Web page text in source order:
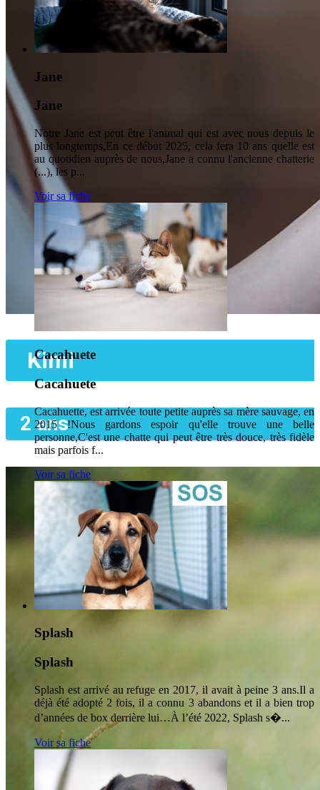
Kimi
2 ans
Jane
Jane
Notre Jane est peut être l'animal qui est avec nous depuis le
plus longtemps,En ce début 2025, cela fera 10 ans quelle est
au quotidien auprès de nous,Jane a connu l'ancienne chatterie
(...), les p...
Voir sa fiche
Cacahuete
Cacahuete
Cacahuette, est arrivée toute petite auprès sa mère sauvage, en
2015 !Nous gardons espoir qu'elle trouve une belle
personne,C'est une chatte qui peut être très douce, très fidèle
mais parfois f...
Voir sa fiche
Splash
Splash
Splash est arrivé au refuge en 2017, il avait à peine 3 ans.Il a
déjà été adopté 2 fois, il a connu 3 abandons et il a bien trop
d’années de box derrière lui…À l’été 2022, Splash s�...
Voir sa fiche